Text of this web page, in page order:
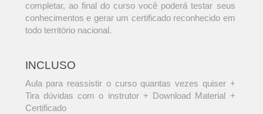
completar, ao final do curso você poderá testar seus
conhecimentos e gerar um certificado reconhecido em
todo território nacional.
INCLUSO
Aula para reassistir o curso quantas vezes quiser +
Tira dúvidas com o instrutor + Download Material +
Certificado